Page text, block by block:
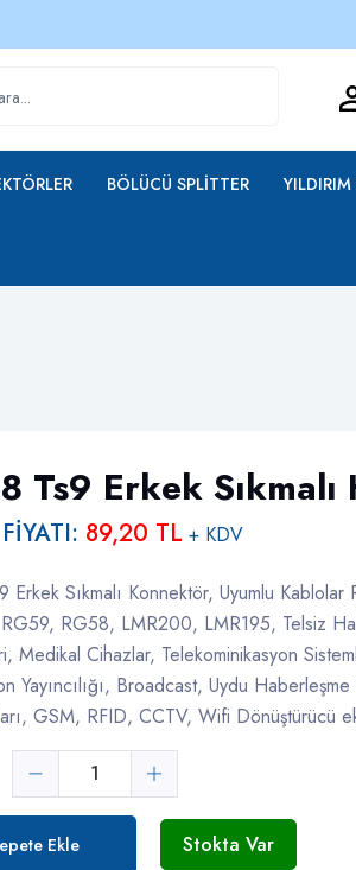
BÖLÜCÜ SPLITTER YILDIRIM
Ts9 Erkek
89,20 TL + KDV
Erkek Sıkmalı Konnektör, Uyumlu
RG58, LMR200, LMR195, Telsiz
Medikal Cihazlar, Telekominikasyon
Yayıncılığı, Broadcast, Uydu
GSM, RFID, CCTV, Wifi Dönüştürücü
Ekle Stokta Var